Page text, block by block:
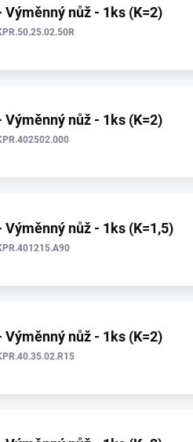
Výměnný nůž - 1ks (K=2)
Výměnný nůž - 1ks (K=2)
Výměnný nůž - 1ks (K=1,5)
Výměnný nůž - 1ks (K=2)